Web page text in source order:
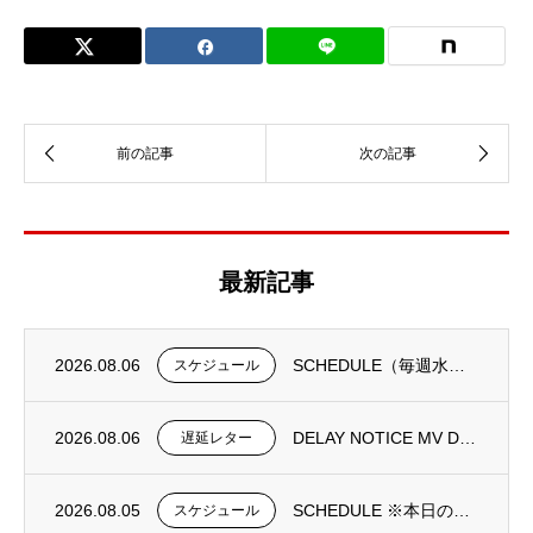
最新記事
2026.08.06 スケジュール
2026.08.06 遅延レター
2026.08.05 スケジュール